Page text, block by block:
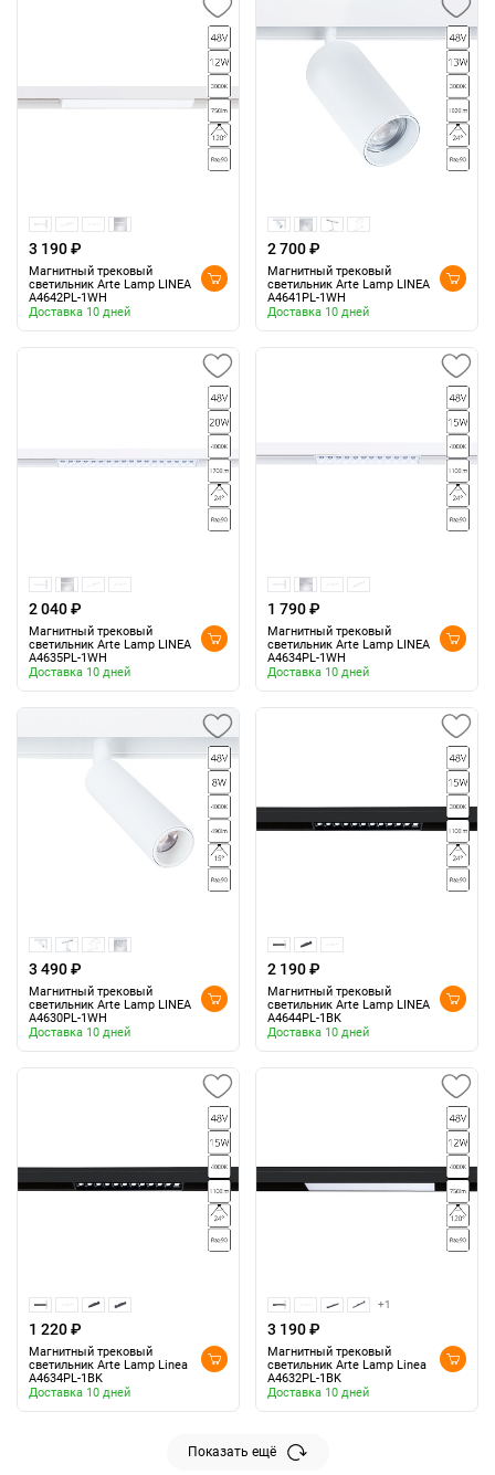
3 190 ₽
Магнитный трековый
светильник Arte Lamp LINEA
A4642PL-1WH
Доставка 10 дней
2 700 ₽
Магнитный трековый
светильник Arte Lamp LINEA
A4641PL-1WH
Доставка 10 дней
2 040 ₽
Магнитный трековый
светильник Arte Lamp LINEA
A4635PL-1WH
Доставка 10 дней
1 790 ₽
Магнитный трековый
светильник Arte Lamp LINEA
A4634PL-1WH
Доставка 10 дней
3 490 ₽
Магнитный трековый
светильник Arte Lamp LINEA
A4630PL-1WH
Доставка 10 дней
2 190 ₽
Магнитный трековый
светильник Arte Lamp LINEA
A4644PL-1BK
Доставка 10 дней
1 220 ₽
Магнитный трековый
светильник Arte Lamp Linea
A4634PL-1BK
Доставка 10 дней
+1
3 190 ₽
Магнитный трековый
светильник Arte Lamp Linea
A4632PL-1BK
Доставка 10 дней
Показать ещё